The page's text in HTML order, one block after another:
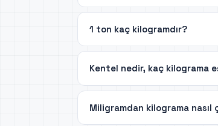
1 ton kaç kilogramdır?
Kentel nedir, kaç kilograma
Miligramdan kilograma nasıl